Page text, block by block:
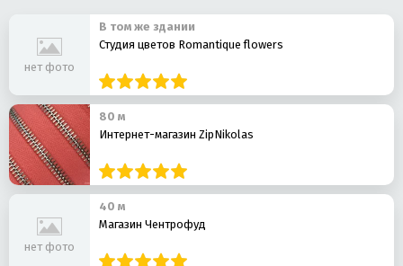
нет фото
В том же здании
Студия цветов Romantique flowers
80 м
Интернет-магазин ZipNikolas
нет фото
40 м
Магазин Чентрофуд